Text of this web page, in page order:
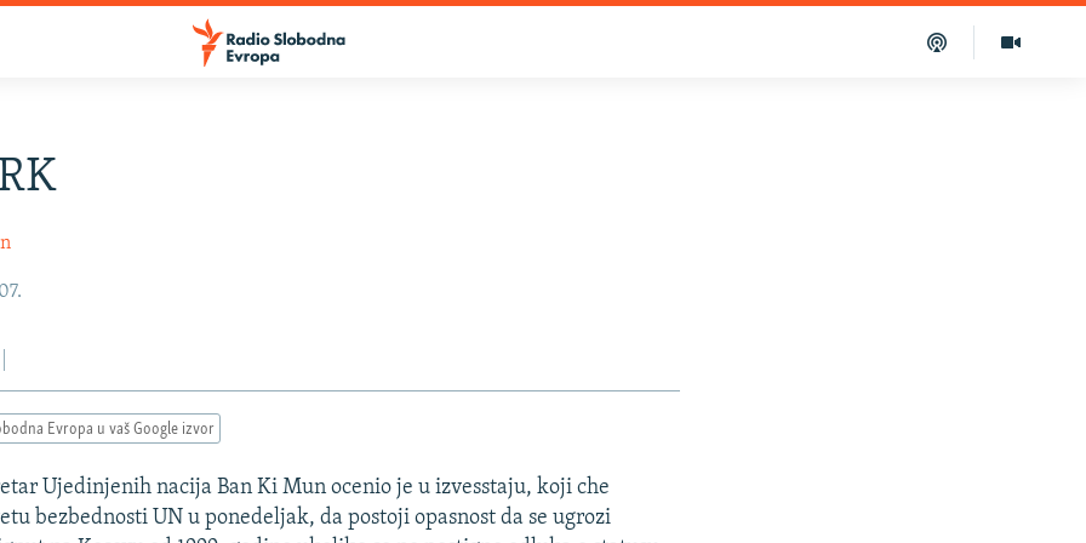
Evropa u vaš Google izvor
Ujedinjenih nacija Ban Ki Mun ocenio je u izvesstaju, koji che
bezbednosti UN u ponedeljak, da postoji opasnost da se ugrozi